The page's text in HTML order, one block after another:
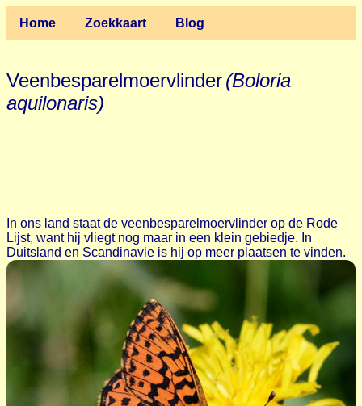
Home Zoekkaart Blog
Veenbesparelmoervlinder(Boloria
aquilonaris)
In ons land staat de veenbesparelmoervlinder op de Rode
Lijst, want hij vliegt nog maar in een klein gebiedje. In
Duitsland en Scandinavie is hij op meer plaatsen te vinden.